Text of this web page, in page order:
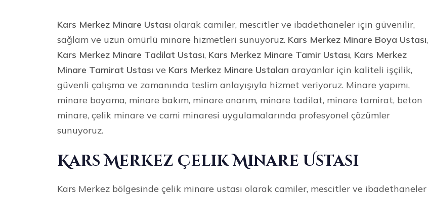
Kars Merkez Minare Ustası olarak camiler, mescitler ve ibadethaneler için güvenilir,
sağlam ve uzun ömürlü minare hizmetleri sunuyoruz. Kars Merkez Minare Boya Ustası,
Kars Merkez Minare Tadilat Ustası, Kars Merkez Minare Tamir Ustası, Kars Merkez
Minare Tamirat Ustası ve Kars Merkez Minare Ustaları arayanlar için kaliteli işçilik,
güvenli çalışma ve zamanında teslim anlayışıyla hizmet veriyoruz. Minare yapımı,
minare boyama, minare bakım, minare onarım, minare tadilat, minare tamirat, beton
minare, çelik minare ve cami minaresi uygulamalarında profesyonel çözümler
sunuyoruz.
Kars Merkez Çelik Minare Ustası
Kars Merkez bölgesinde çelik minare ustası olarak camiler, mescitler ve ibadethaneler